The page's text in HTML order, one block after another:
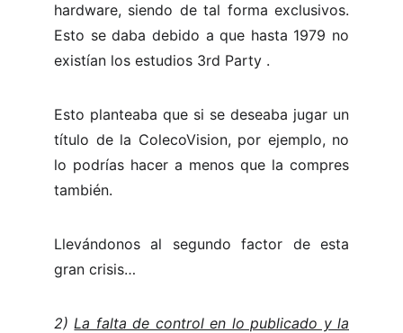
hardware, siendo de tal forma exclusivos.
Esto se daba debido a que hasta 1979 no
existían los estudios 3rd Party .
Esto planteaba que si se deseaba jugar un
título de la ColecoVision, por ejemplo, no
lo podrías hacer a menos que la compres
también.
Llevándonos al segundo factor de esta
gran crisis…
2)La falta de control en lo publicado y la